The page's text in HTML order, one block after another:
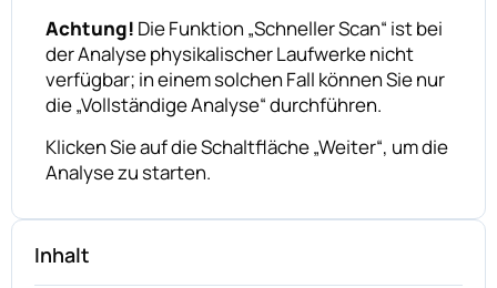
Achtung! Die Funktion „Schneller Scan“ ist bei
der Analyse physikalischer Laufwerke nicht
verfügbar; in einem solchen Fall können Sie nur
die „Vollständige Analyse“ durchführen.
Klicken Sie auf die Schaltfläche „Weiter“, um die
Analyse zu starten.
Inhalt